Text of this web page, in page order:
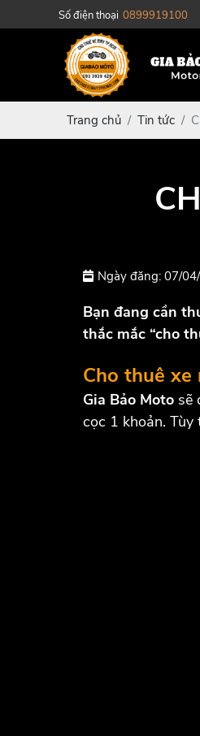
Số điện thoại 0899919100
Trang chủ Tin tức
Ngày đăng: 07/
Bạn đang cần
thắc mắc “cho
Cho thuê xe
Gia Bảo Moto sẽ
cọc 1 khoản. Tùy